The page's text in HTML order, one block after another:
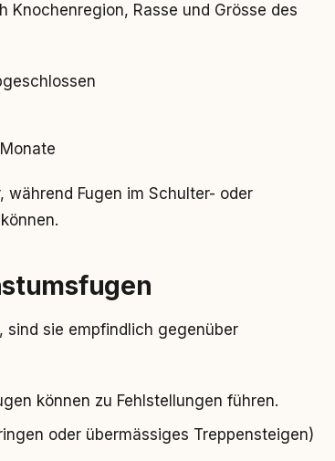
Knochenregion, Rasse und Grösse des
während Fugen im Schulter- oder
sind sie empfindlich gegenüber
können zu Fehlstellungen führen.
oder übermässiges Treppensteigen)